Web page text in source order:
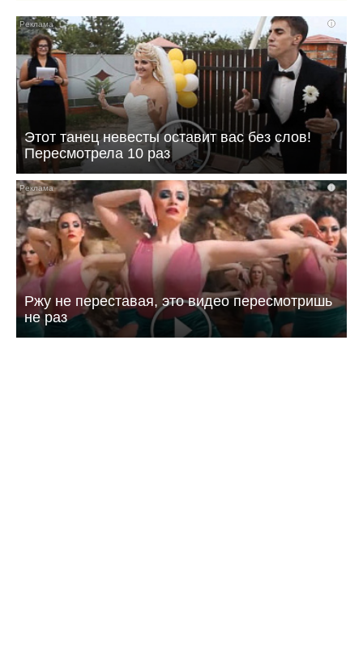
i
Этот танец невесты оставит вас без слов!
Пересмотрела 10 раз
i
Ржу не переставая, это видео пересмотришь
не раз